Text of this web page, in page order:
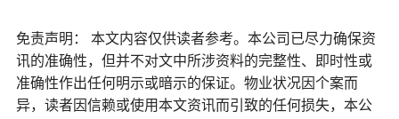
免责声明： 本文内容仅供读者参考。本公司已尽力确保资
讯的准确性，但并不对文中所涉资料的完整性、即时性或
准确性作出任何明示或暗示的保证。物业状况因个案而
异，读者因信赖或使用本文资讯而引致的任何损失，本公